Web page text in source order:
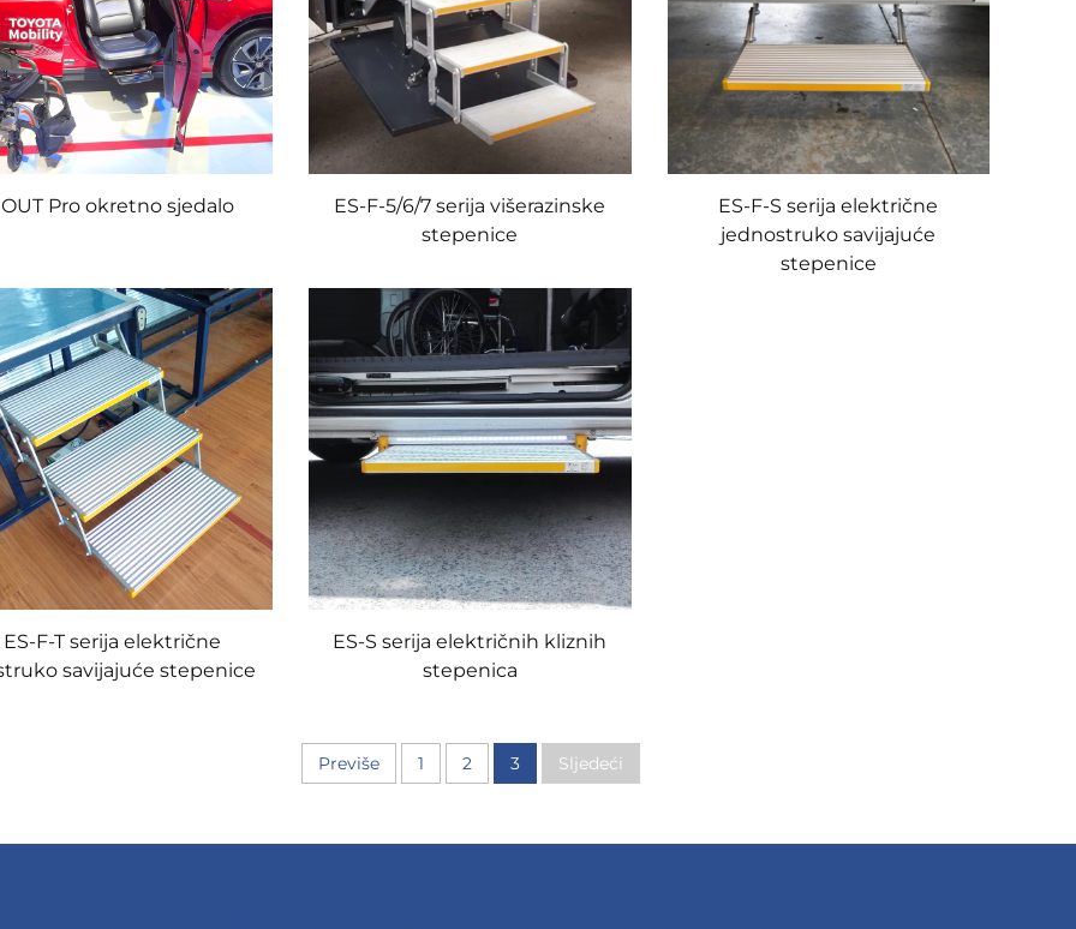
Pro okretno sjedalo
ES-F-5/6/7 serija višerazinske
stepenice
ES-F-S serija električne
jednostruko savijajuće
stepenice
ES-F-T serija električne
savijajuće stepenice
ES-S serija električnih kliznih
stepenica
Previše 1 2 3 Sljedeći